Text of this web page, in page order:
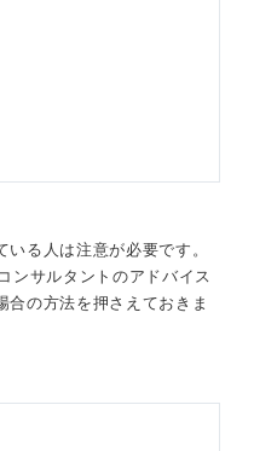
る人は注意が必要です。
ンサルタントのアドバイス
合の方法を押さえておきま